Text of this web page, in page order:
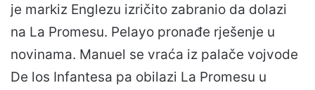
je markiz Englezu izričito zabranio da dolazi
na La Promesu. Pelayo pronađe rješenje u
novinama. Manuel se vraća iz palače vojvode
De los Infantesa pa obilazi La Promesu u